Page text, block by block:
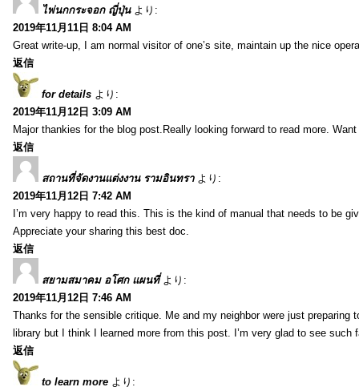
ไพ่นกกระจอก ญี่ปุ่น より:
2019年11月11日 8:04 AM
Great write-up, I am normal visitor of one’s site, maintain up the nice
返信
for details より:
2019年11月12日 3:09 AM
Major thankies for the blog post.Really looking forward to read more.
返信
สถานที่จัดงานแต่งงาน รามอินทรา より:
2019年11月12日 7:42 AM
I’m very happy to read this. This is the kind of manual that needs to be
Appreciate your sharing this best doc.
返信
สยามสมาคม อโศก แผนที่ より:
2019年11月12日 7:46 AM
Thanks for the sensible critique. Me and my neighbor were just
library but I think I learned more from this post. I’m very glad to see
返信
to learn more より: